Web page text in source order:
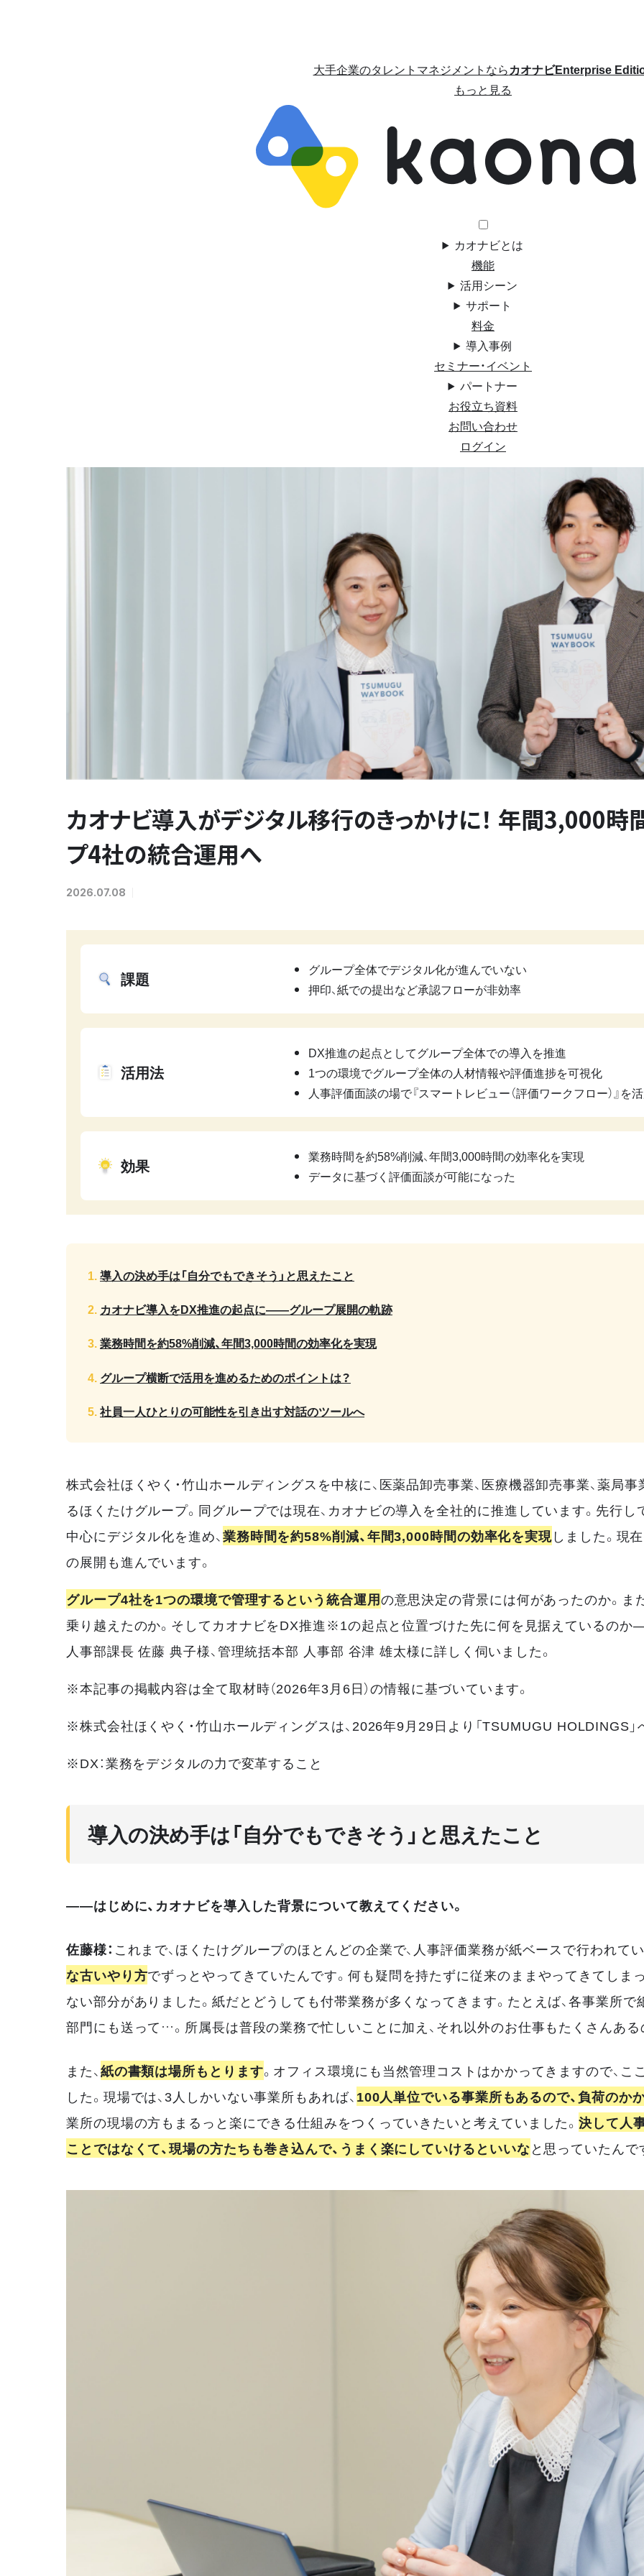
大手企業のタレントマネジメントならカオナビEnterprise
もっと見る
カオナビとは
機能
活用シーン
サポート
料金
導入事例
セミナー・イベント
パートナー
お役立ち資料
お問い合わせ
ログイン
カオナビ導入がデジタル移行のきっかけに！ 年間3,000時
プ4社の統合運用へ
2026.07.08
課題
グループ全体でデジタル化が進んでいない
押印、紙での提出など承認フローが非効率
活用法
DX推進の起点としてグループ全体での導入を推進
1つの環境でグループ全体の人材情報や評価進捗を可視化
人事評価面談の場で『スマートレビュー（評価ワークフロー）』を
効果
業務時間を約58%削減、年間3,000時間の効率化を実現
データに基づく評価面談が可能になった
導入の決め手は「自分でもできそう」と思えたこと
カオナビ導入をDX推進の起点に——グループ展開の軌跡
業務時間を約58%削減、年間3,000時間の効率化を実現
グループ横断で活用を進めるためのポイントは？
社員一人ひとりの可能性を引き出す対話のツールへ
株式会社ほくやく・竹山ホールディングスを中核に、医薬品卸売事業、医療機器卸売事業、薬局
るほくたけグループ。同グループでは現在、カオナビの導入を全社的に推進しています。先行
中心にデジタル化を進め、業務時間を約58%削減、年間3,000時間の効率化を実現しました。現
の展開も進んでいます。
グループ4社を1つの環境で管理するという統合運用の意思決定の背景には何があったのか。ま
乗り越えたのか。そしてカオナビをDX推進※1の起点と位置づけた先に何を見据えているの
人事部課長 佐藤 典子様、管理統括本部 人事部 谷津 雄太様に詳しく伺いました。
※本記事の掲載内容は全て取材時（2026年3月6日）の情報に基づいています。
※株式会社ほくやく・竹山ホールディングスは、2026年9月29日より「TSUMUGU HOLDINGS」
※DX：業務をデジタルの力で変革すること
導入の決め手は「自分でもできそう」と思えたこと
——はじめに、カオナビを導入した背景について教えてください。
佐藤様： これまで、ほくたけグループのほとんどの企業で、人事評価業務が紙ベースで行われて
な古いやり方でずっとやってきていたんです。何も疑問を持たずに従来のままやってきてしま
ない部分がありました。紙だとどうしても付帯業務が多くなってきます。たとえば、各事業所
部門にも送って…。所属長は普段の業務で忙しいことに加え、それ以外のお仕事もたくさんある
また、紙の書類は場所もとります。オフィス環境にも当然管理コストはかかってきますので、
した。現場では、3人しかいない事業所もあれば、100人単位でいる事業所もあるので、負荷のか
業所の現場の方もまるっと楽にできる仕組みをつくっていきたいと考えていました。決して人
ことではなくて、現場の方たちも巻き込んで、うまく楽にしていけるといいなと思っていたんで